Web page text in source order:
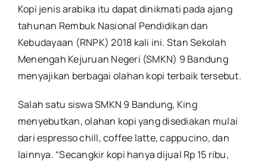
Kopi jenis arabika itu dapat dinikmati pada ajang
tahunan Rembuk Nasional Pendidikan dan
Kebudayaan (RNPK) 2018 kali ini. Stan Sekolah
Menengah Kejuruan Negeri (SMKN) 9 Bandung
menyajikan berbagai olahan kopi terbaik tersebut.
Salah satu siswa SMKN 9 Bandung, King
menyebutkan, olahan kopi yang disediakan mulai
dari espresso chill, coffee latte, cappucino, dan
lainnya. “Secangkir kopi hanya dijual Rp 15 ribu,